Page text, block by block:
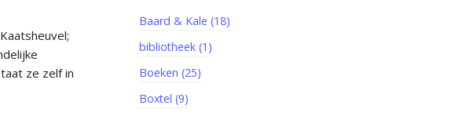
ze zelf in
Baard & Kale (18)
bibliotheek (1)
Boeken (25)
Boxtel (9)